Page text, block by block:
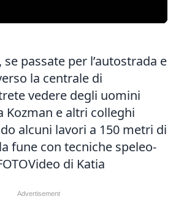
passate per l’autostrada e
la centrale di
vedere degli uomini
Kozman e altri colleghi
alcuni lavori a 150 metri di
fune con tecniche speleo-
Video di Katia